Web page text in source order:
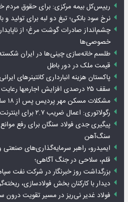
رییس‌کل بیمه مرکزی: برای حقوق مردم
نرخ سود بانکی؛ تیغ دو لبه برای تولید و
چشم‌انداز صادرات گوشت مرغ؛ از
خصوصی‌ها
طلسم خانه‌سازی چینی‌ها در ایران
قیمت ملک در دور باطل
پاکستان هزینه انبارداری کانتینرهای ایرانی را ۸۰ درصد
سقف ۲۵ درصدی افزایش اجاره‌بها رعایت نمی‌شود
مشکلات مسکن مهر پردیس پس از ۱۸ سال باید حل شود
رگولاتوری: اعمال ضریب ۲.۷ برای اینترنت بین‌الملل صحت ندارد
پیگیری جدی فولاد سنگان برای رفع
سنگ‌آهن
ایمیدرو، راهبر سرمایه‌گذاری‌های
قلم، سلاحی در جنگ آگاهی؛
بزرگداشت روز خبرنگار در شرکت نفت
دیدار با کارکنان بخش فولادسازی،
فولاد غدیر نی‌ریز در مسیر تقویت درون